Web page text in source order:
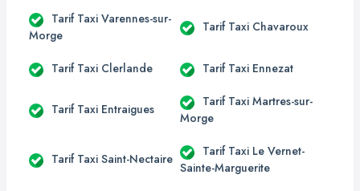
Tarif Taxi Varennes-sur-
Morge
Tarif Taxi Chavaroux
Tarif Taxi Clerlande Tarif Taxi Ennezat
Tarif Taxi Entraigues
Tarif Taxi Martres-sur-
Morge
Tarif Taxi Saint-Nectaire
Tarif Taxi Le Vernet-
Sainte-Marguerite